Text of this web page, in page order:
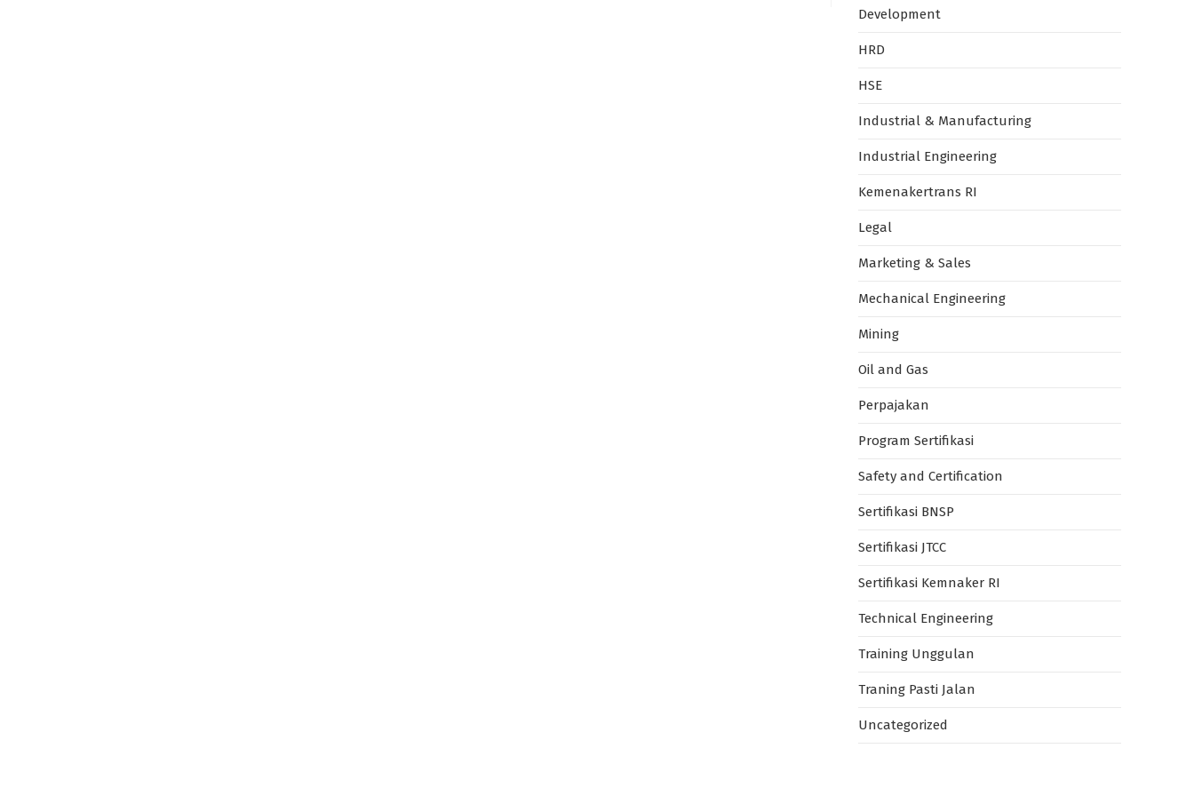
Development
HRD
HSE
Industrial & Manufacturing
Industrial Engineering
Kemenakertrans RI
Legal
Marketing & Sales
Mechanical Engineering
Mining
Oil and Gas
Perpajakan
Program Sertifikasi
Safety and Certification
Sertifikasi BNSP
Sertifikasi JTCC
Sertifikasi Kemnaker RI
Technical Engineering
Training Unggulan
Traning Pasti Jalan
Uncategorized